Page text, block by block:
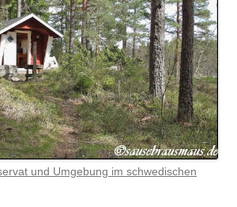
und Umgebung im schwedischen